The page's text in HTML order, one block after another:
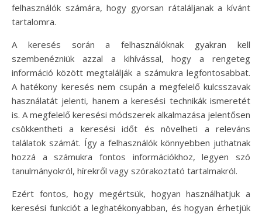
felhasználók számára, hogy gyorsan rátaláljanak a kívánt
tartalomra.
A keresés során a felhasználóknak gyakran kell
szembenézniük azzal a kihívással, hogy a rengeteg
információ között megtalálják a számukra legfontosabbat.
A hatékony keresés nem csupán a megfelelő kulcsszavak
használatát jelenti, hanem a keresési technikák ismeretét
is. A megfelelő keresési módszerek alkalmazása jelentősen
csökkentheti a keresési időt és növelheti a releváns
találatok számát. Így a felhasználók könnyebben juthatnak
hozzá a számukra fontos információkhoz, legyen szó
tanulmányokról, hírekről vagy szórakoztató tartalmakról.
Ezért fontos, hogy megértsük, hogyan használhatjuk a
keresési funkciót a leghatékonyabban, és hogyan érhetjük